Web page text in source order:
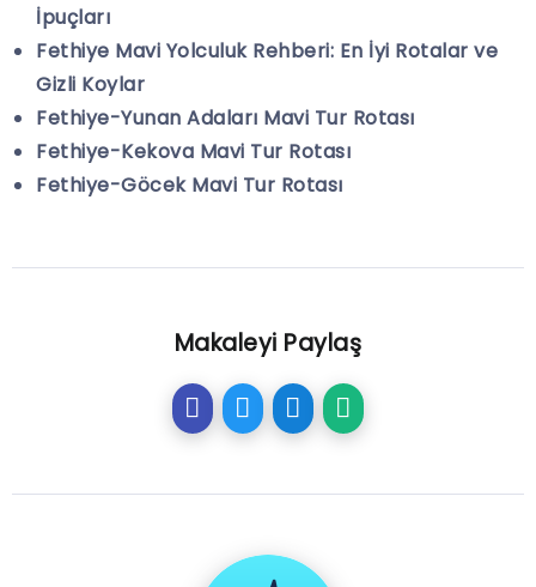
İpuçları
Fethiye Mavi Yolculuk Rehberi: En İyi Rotalar ve
Gizli Koylar
Fethiye-Yunan Adaları Mavi Tur Rotası
Fethiye-Kekova Mavi Tur Rotası
Fethiye-Göcek Mavi Tur Rotası
Makaleyi Paylaş